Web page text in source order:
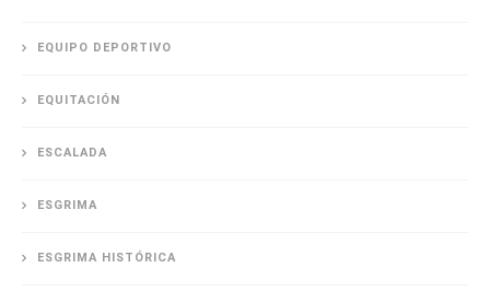
EQUIPO DEPORTIVO
EQUITACIÓN
ESCALADA
ESGRIMA
ESGRIMA HISTÓRICA